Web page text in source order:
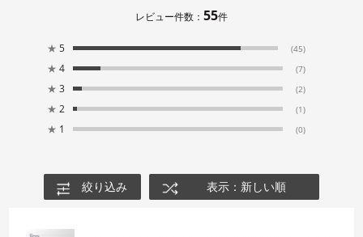
レビュー件数： 55件
★ 5 (45)
★ 4 (7)
★ 3 (2)
★ 2 (1)
★ 1 (0)
絞り込み 表示：新しい順